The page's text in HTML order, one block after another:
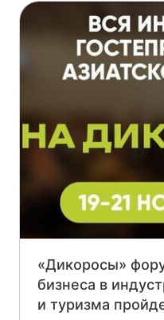
«Дикоросы»
бизнеса в
и туризма